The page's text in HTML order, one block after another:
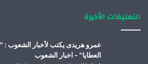
التعليقات الأخيرة
عمرو هريدى يكتب لأخبار الشعوب : "
العطايا" - اخبار الشعوب